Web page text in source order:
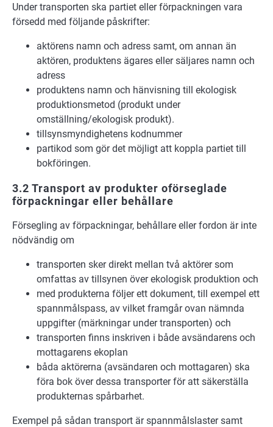
Under transporten ska partiet eller förpackningen vara
försedd med följande påskrifter:
aktörens namn och adress samt, om annan än
aktören, produktens ägares eller säljares namn och
adress
produktens namn och hänvisning till ekologisk
produktionsmetod (produkt under
omställning/ekologisk produkt).
tillsynsmyndighetens kodnummer
partikod som gör det möjligt att koppla partiet till
bokföringen.
3.2 Transport av produkter oförseglade
förpackningar eller behållare
Försegling av förpackningar, behållare eller fordon är inte
nödvändig om
transporten sker direkt mellan två aktörer som
omfattas av tillsynen över ekologisk produktion och
med produkterna följer ett dokument, till exempel ett
spannmålspass, av vilket framgår ovan nämnda
uppgifter (märkningar under transporten) och
transporten finns inskriven i både avsändarens och
mottagarens ekoplan
båda aktörerna (avsändaren och mottagaren) ska
föra bok över dessa transporter för att säkerställa
produkternas spårbarhet.
Exempel på sådan transport är spannmålslaster samt